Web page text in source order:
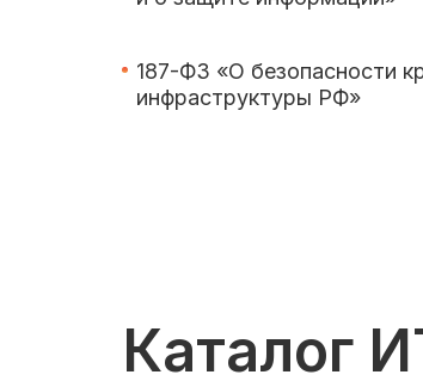
187-ФЗ «О безопасности
инфраструктуры РФ»
Каталог